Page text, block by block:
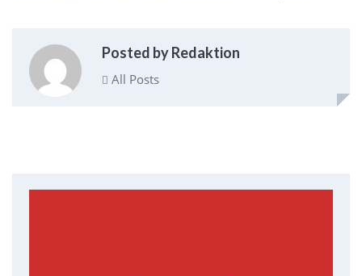
Posted by Redaktion
All Posts